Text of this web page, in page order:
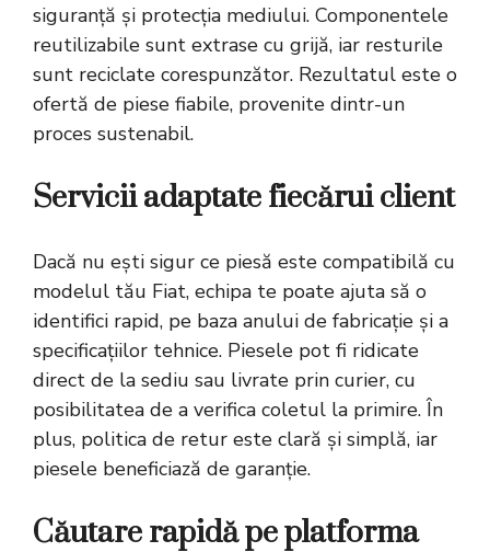
siguranță și protecția mediului. Componentele
reutilizabile sunt extrase cu grijă, iar resturile
sunt reciclate corespunzător. Rezultatul este o
ofertă de piese fiabile, provenite dintr-un
proces sustenabil.
Servicii adaptate fiecărui client
Dacă nu ești sigur ce piesă este compatibilă cu
modelul tău Fiat, echipa te poate ajuta să o
identifici rapid, pe baza anului de fabricație și a
specificațiilor tehnice. Piesele pot fi ridicate
direct de la sediu sau livrate prin curier, cu
posibilitatea de a verifica coletul la primire. În
plus, politica de retur este clară și simplă, iar
piesele beneficiază de garanție.
Căutare rapidă pe platforma